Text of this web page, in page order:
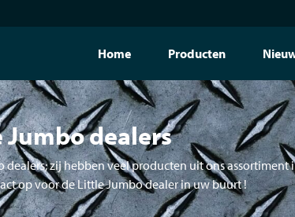
Home Producten
dealers
zij hebben veel producten uit ons assortiment
op voor de Little Jumbo dealer in uw buurt !